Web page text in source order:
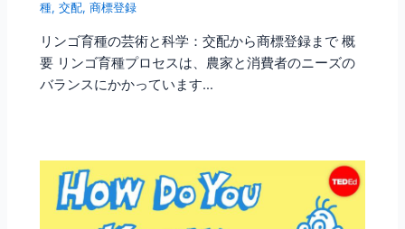
種,交配,商標登録
リンゴ育種の芸術と科学：交配から商標登録まで 概
要 リンゴ育種プロセスは、農家と消費者のニーズの
バランスにかかっています…